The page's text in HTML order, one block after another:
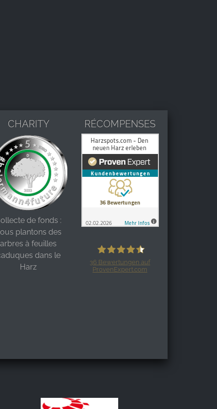
CHARITY
de fonds :
plantons des
arbres à feuilles
dans le
Harz
RÉCOMPENSES
36 Bewertungen auf
ProvenExpert.com